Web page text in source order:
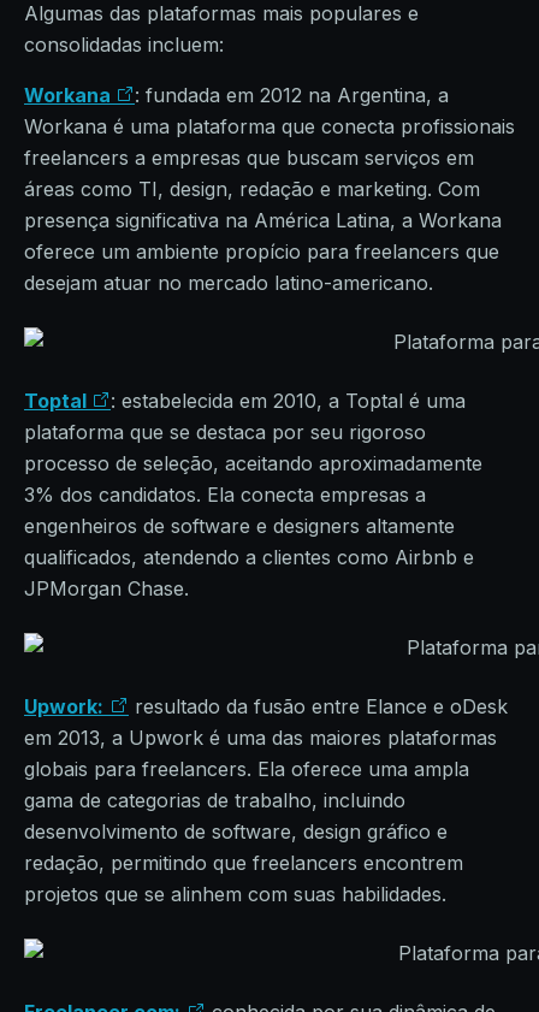
Algumas das plataformas mais populares e
consolidadas incluem:
Workana
: fundada em 2012 na Argentina, a
Workana é uma plataforma que conecta profissionais
freelancers a empresas que buscam serviços em
áreas como TI, design, redação e marketing. Com
presença significativa na América Latina, a Workana
oferece um ambiente propício para freelancers que
desejam atuar no mercado latino-americano.
Toptal
: estabelecida em 2010, a Toptal é uma
plataforma que se destaca por seu rigoroso
processo de seleção, aceitando aproximadamente
3% dos candidatos. Ela conecta empresas a
engenheiros de software e designers altamente
qualificados, atendendo a clientes como Airbnb e
JPMorgan Chase.
Upwork:
resultado da fusão entre Elance e oDesk
em 2013, a Upwork é uma das maiores plataformas
globais para freelancers. Ela oferece uma ampla
gama de categorias de trabalho, incluindo
desenvolvimento de software, design gráfico e
redação, permitindo que freelancers encontrem
projetos que se alinhem com suas habilidades.